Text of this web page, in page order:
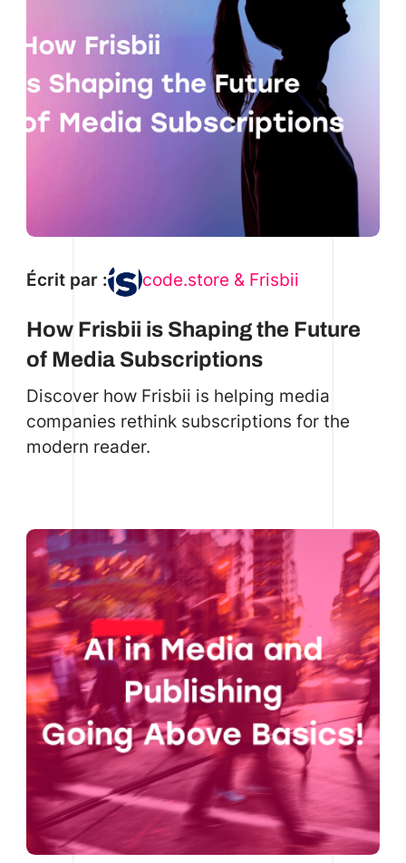
Écrit par : code.store & Frisbii
How Frisbii is Shaping the Future
of Media Subscriptions
Discover how Frisbii is helping media
companies rethink subscriptions for the
modern reader.